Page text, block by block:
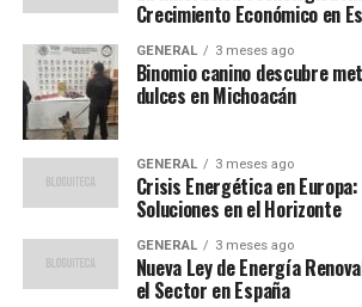
Bienvenido al Líder
en Deportes.”
La salida de Mendoza de Fox Sports se
creciente de talentos que han dejado la
unirse a otras empresas, incluidas ESPN
fenómeno refleja un cambio en la
donde las cadenas buscan reforzar sus
voces más influyentes del deporte.
Crecimiento Económico en
GENERAL 3 meses ago
Binomio canino descubre
dulces en Michoacán
GENERAL 3 meses ago
Crisis Energética en
Soluciones en el Horizonte
GENERAL 3 meses ago
Nueva Ley de Energía
el Sector en España